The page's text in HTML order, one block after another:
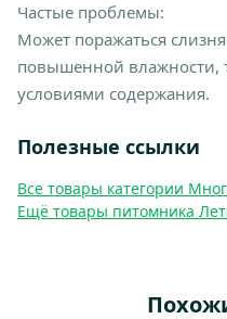
Частые проблемы:
Может поражаться
повышенной влажности,
условиями содержания.
Полезные ссылки
Все товары категории
Ещё товары питомника